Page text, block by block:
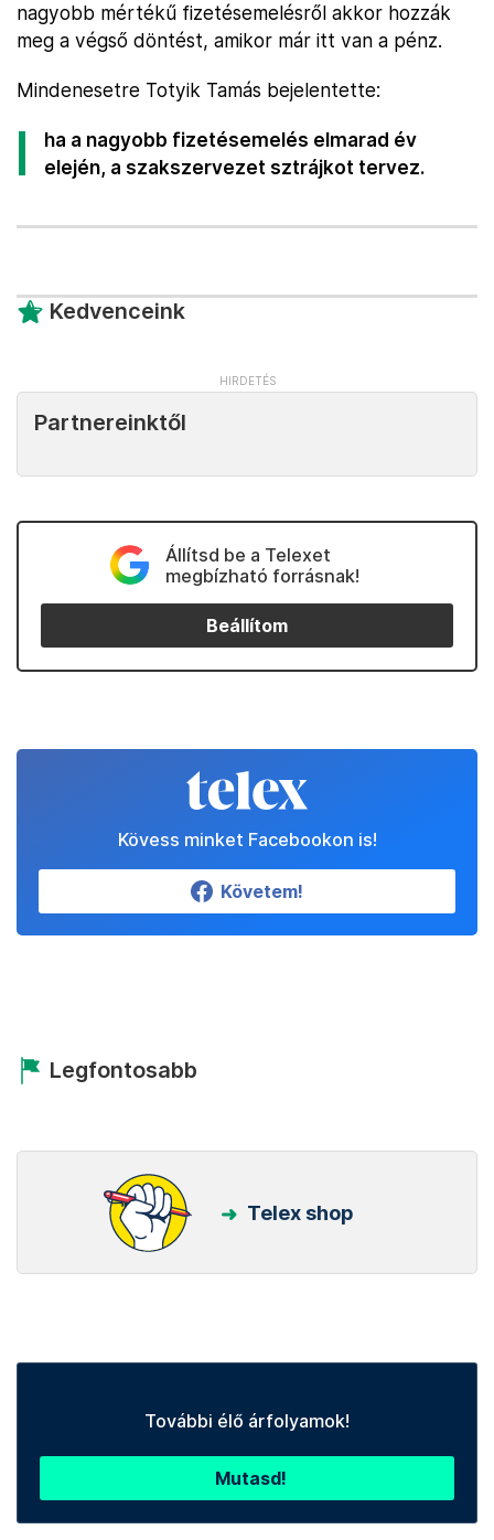
nagyobb mértékű fizetésemelésről akkor hozzák
meg a végső döntést, amikor már itt van a pénz.
Mindenesetre Totyik Tamás bejelentette:
ha a nagyobb fizetésemelés elmarad év
elején, a szakszervezet sztrájkot tervez.
Kedvenceink
Partnereinktől
Állítsd be a Telexet
megbízható forrásnak!
Beállítom
Kövess minket Facebookon is!
Követem!
Legfontosabb
Telex shop
További élő árfolyamok!
Mutasd!